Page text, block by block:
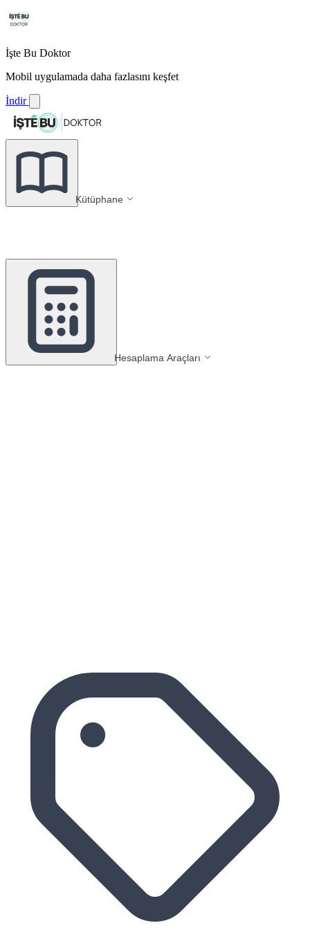
İşte Bu Doktor
Mobil uygulamada daha fazlasını keşfet
İndir
Kütüphane
Hesaplama Araçları